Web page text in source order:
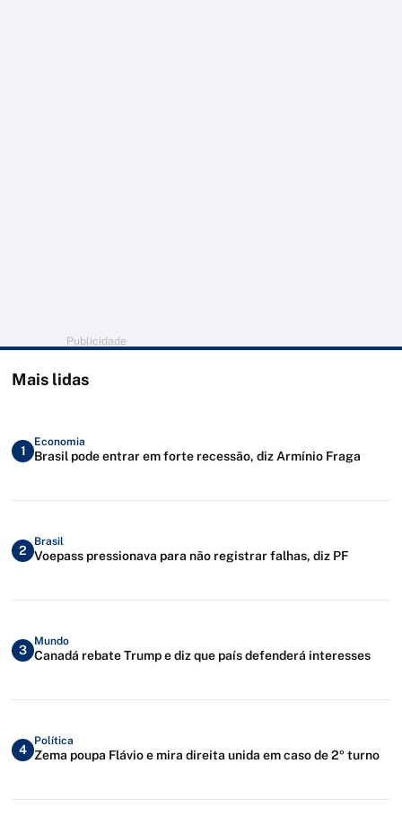
Publicidade
Mais lidas
1
Economia
Brasil pode entrar em forte recessão, diz Armínio Fraga
2
Brasil
Voepass pressionava para não registrar falhas, diz PF
3
Mundo
Canadá rebate Trump e diz que país defenderá interesses
4
Política
Zema poupa Flávio e mira direita unida em caso de 2º turno